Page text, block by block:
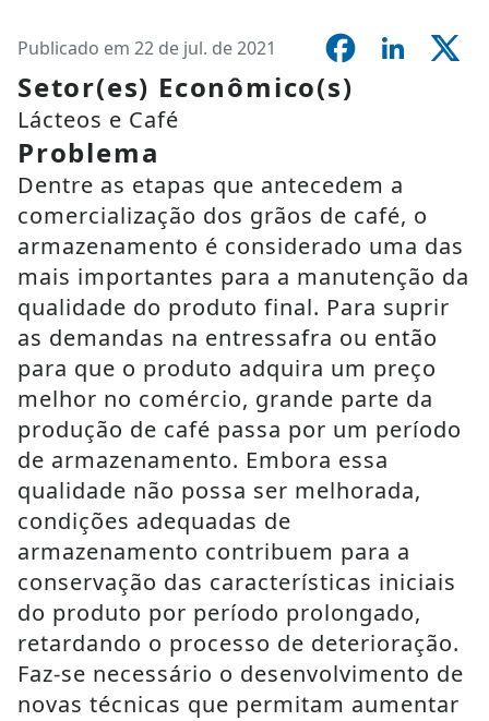
Publicado em 22 de jul. de 2021
Setor(es) Econômico(s)
Lácteos e Café
Problema
Dentre as etapas que antecedem a
comercialização dos grãos de café, o
armazenamento é considerado uma das
mais importantes para a manutenção da
qualidade do produto final. Para suprir
as demandas na entressafra ou então
para que o produto adquira um preço
melhor no comércio, grande parte da
produção de café passa por um período
de armazenamento. Embora essa
qualidade não possa ser melhorada,
condições adequadas de
armazenamento contribuem para a
conservação das características iniciais
do produto por período prolongado,
retardando o processo de deterioração.
Faz-se necessário o desenvolvimento de
novas técnicas que permitam aumentar